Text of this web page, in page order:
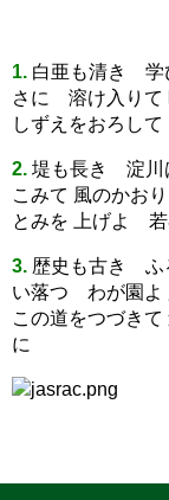
1. 白亜も清き 学
さに 溶け入り
しずえをおろし
2. 堤も長き 淀川
こみて 風のかお
とみを 上げよ
3. 歴史も古き ふ
い落つ わが園よ
この道をつづき
に